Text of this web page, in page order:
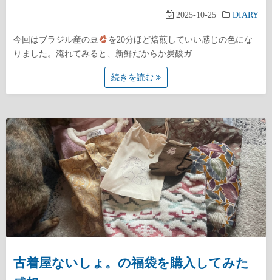
2025-10-25 DIARY
今回はブラジル産の豆
を20分ほど焙煎していい感じの色にな
りました。淹れてみると、新鮮だからか炭酸ガ…
続きを読む
古着屋ないしょ。の福袋を購入してみた